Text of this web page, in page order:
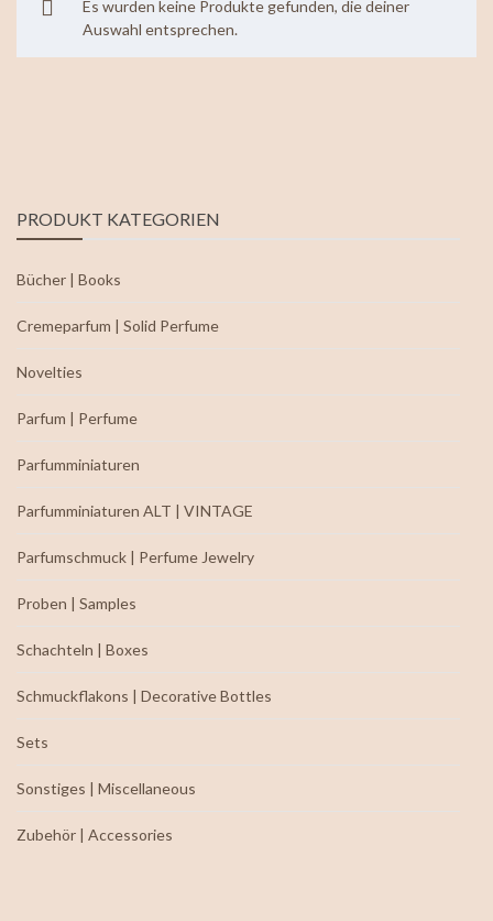
Es wurden keine Produkte gefunden, die deiner
Auswahl entsprechen.
PRODUKT KATEGORIEN
Bücher | Books
Cremeparfum | Solid Perfume
Novelties
Parfum | Perfume
Parfumminiaturen
Parfumminiaturen ALT | VINTAGE
Parfumschmuck | Perfume Jewelry
Proben | Samples
Schachteln | Boxes
Schmuckflakons | Decorative Bottles
Sets
Sonstiges | Miscellaneous
Zubehör | Accessories